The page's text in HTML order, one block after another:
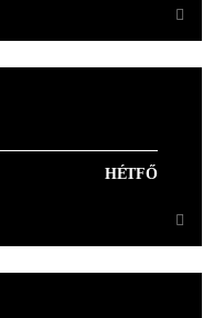
HÉTFŐ
HÉTFŐ
HÉTFŐ